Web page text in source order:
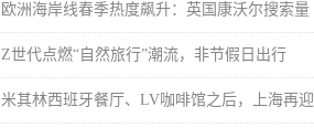
欧洲海岸线春季热度飙升：英国康沃尔搜索量
Z世代点燃“自然旅行”潮流，非节假日出行
米其林西班牙餐厅、LV咖啡馆之后，上海再迎